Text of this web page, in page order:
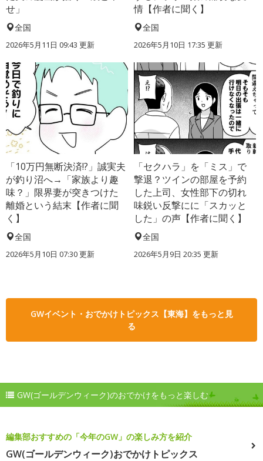
せ」
全国
2026年5月11日 09:43 更新
情【作者に聞く】
全国
2026年5月10日 17:35 更新
「10万円無断決済!?」誠実夫
が釣り沼へ→「家族より趣
味？」限界妻が突きつけた
離婚という結末【作者に聞
く】
全国
2026年5月10日 07:30 更新
「セクハラ」を「ミス」で
撃退？ツインの部屋を予約
した上司、女性部下の切れ
味鋭い反撃にに「スカッと
した」の声【作者に聞く】
全国
2026年5月9日 20:35 更新
GWイベント・おでかけトピックス【東海】をもっと見
る
GW(ゴールデンウィーク)のおでかけをもっと楽しむ
編集部おすすめの「今年のGW」の楽しみ方を紹介
GW(ゴールデンウィーク)おでかけトピックス